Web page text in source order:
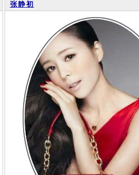
张静初